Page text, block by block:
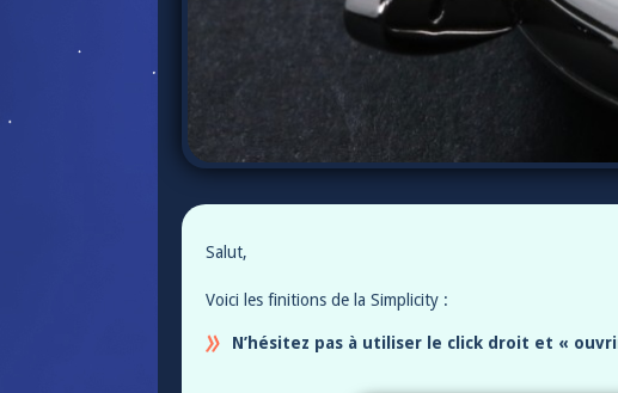
Salut,
Voici les finitions de la Simplicity :
N’hésitez pas à utiliser le click droit et «